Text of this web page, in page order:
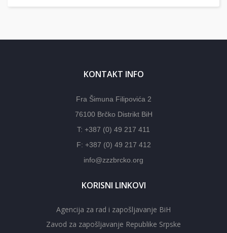
KONTAKT INFO
Fra Šimuna Filipovića 2
76100 Brčko Distrikt BiH
T: +387 (0) 49 217 411
F: +387 (0) 49 217 412
info@zzzbrcko.org
KORISNI LINKOVI
Agencija za rad i zapošljavanje BiH
Zavod za zapošljavanje Republike Srpske